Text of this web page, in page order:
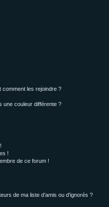
comment les rejoindre ?
une couleur différente ?
!
de ce forum !
de ma liste d’amis ou d’ignorés ?